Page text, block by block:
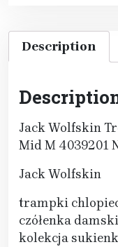
Description
Jack Wolfskin
Mid M 4039201
Jack Wolfskin
trampki
czółenka
kolekcja